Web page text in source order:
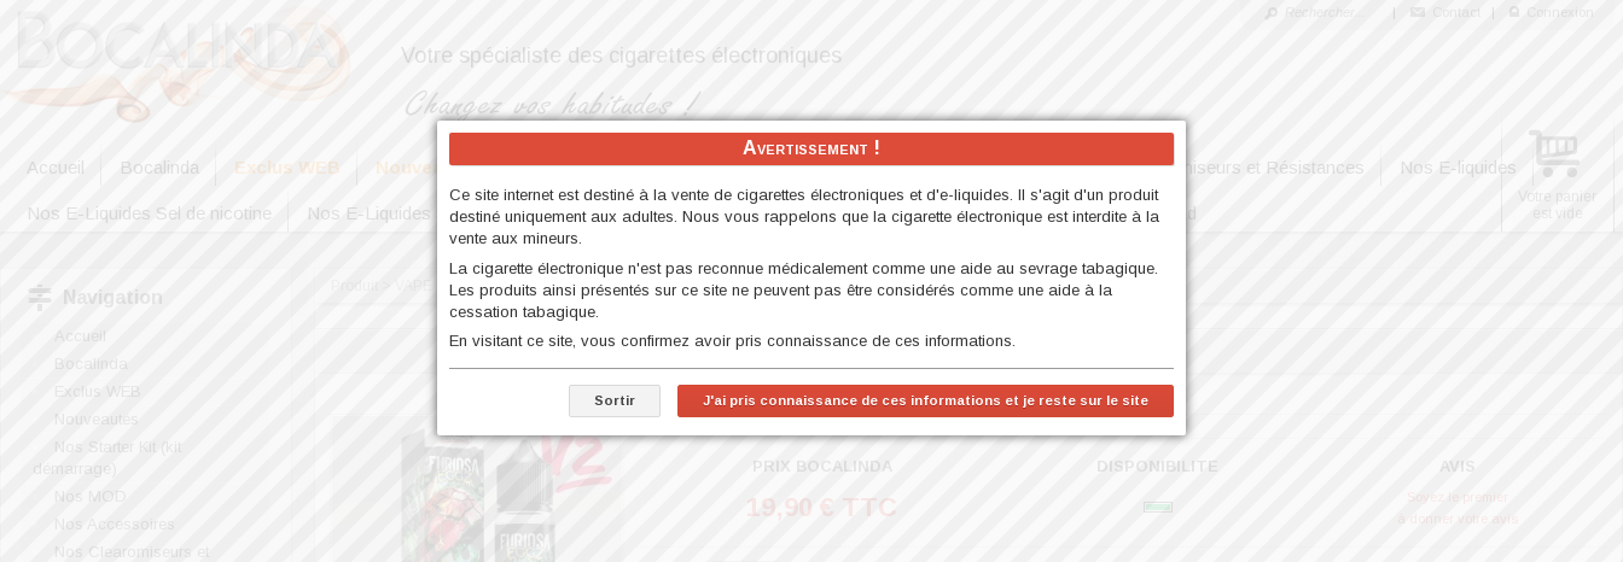
| Contact | Connexion
Votre spécialiste des cigarettes électroniques
Accueil Bocalinda Exclus WEB Nouveautés Nos Starter Kit (kit démarrage) Nos MOD Nos Accessoires Nos Clearomiseurs et Résistances Nos E-liquides
Nos E-Liquides Sel de nicotine Nos E-Liquides 50ml et 100ml à Booster Nos D.I.Y Nos Reconstructibles et Matériels Nos High End
Votre panier
est vide
Navigation
Accueil
Bocalinda
Exclus WEB
Nouveautés
Nos Starter Kit (kit
démarrage)
Nos MOD
Nos Accessoires
Nos Clearomiseurs et
Produit > VAPE 47 [FR] > EGGZ V2 Doom 50ml
EGGZ V2 Doom 50ml
PRIX BOCALINDA DISPONIBILITE AVIS
19,90 € TTC
Soyez le premier
à donner votre avis
Avertissement !
Ce site internet est destiné à la vente de cigarettes électroniques et d'e-liquides. Il s'agit d'un produit
destiné uniquement aux adultes. Nous vous rappelons que la cigarette électronique est interdite à la
vente aux mineurs.
La cigarette électronique n'est pas reconnue médicalement comme une aide au sevrage tabagique.
Les produits ainsi présentés sur ce site ne peuvent pas être considérés comme une aide à la
cessation tabagique.
En visitant ce site, vous confirmez avoir pris connaissance de ces informations.
Sortir J'ai pris connaissance de ces informations et je reste sur le site